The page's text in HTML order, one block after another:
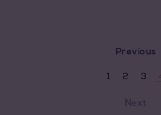
Previous
1 2 3